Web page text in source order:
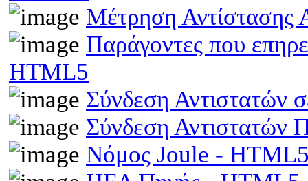
Μέτρηση Αντίστασης
Παράγοντες που
HTML5
Σύνδεση Αντιστατών
Σύνδεση
Νόμος Joule -